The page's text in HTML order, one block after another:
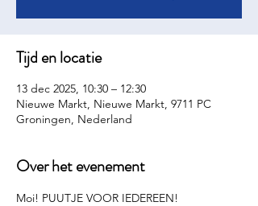
Tijd en locatie
13 dec 2025, 10:30 – 12:30
Nieuwe Markt, Nieuwe Markt, 9711 PC
Groningen, Nederland
Over het evenement
Moi! PUUTJE VOOR IEDEREEN!